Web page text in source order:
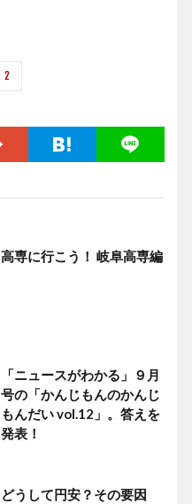
2
高専に行こう！ 岐阜高専編
「ニュースがわかる」９月
号の「かんじもんのかんじ
もんだい vol.12」。答えを
発表！
どうして円安？その要因